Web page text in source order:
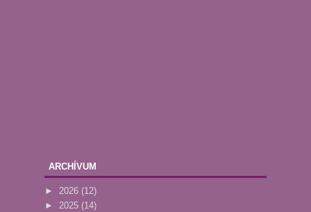
ARCHÍVUM
► 2026 (12)
► 2025 (14)